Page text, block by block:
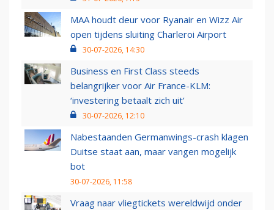
MAA houdt deur voor Ryanair en Wizz Air
open tijdens sluiting Charleroi Airport
30-07-2026, 14:30
Business en First Class steeds
belangrijker voor Air France-KLM:
‘investering betaalt zich uit’
30-07-2026, 12:10
Nabestaanden Germanwings-crash klagen
Duitse staat aan, maar vangen mogelijk
bot
30-07-2026, 11:58
Vraag naar vliegtickets wereldwijd onder